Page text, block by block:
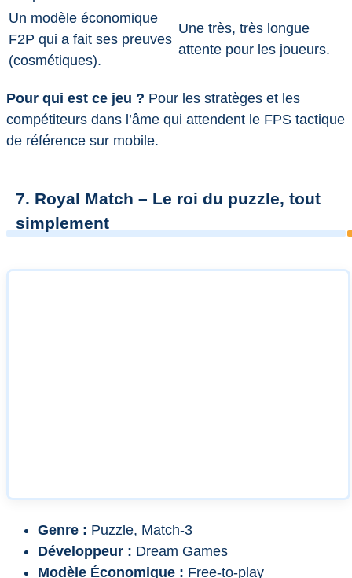
Un modèle économique
F2P qui a fait ses preuves
(cosmétiques).
Une très, très longue
attente pour les joueurs.
Pour qui est ce jeu ? Pour les stratèges et les
compétiteurs dans l’âme qui attendent le FPS tactique
de référence sur mobile.
7. Royal Match – Le roi du puzzle, tout
simplement
Genre : Puzzle, Match-3
Développeur : Dream Games
Modèle Économique : Free-to-play